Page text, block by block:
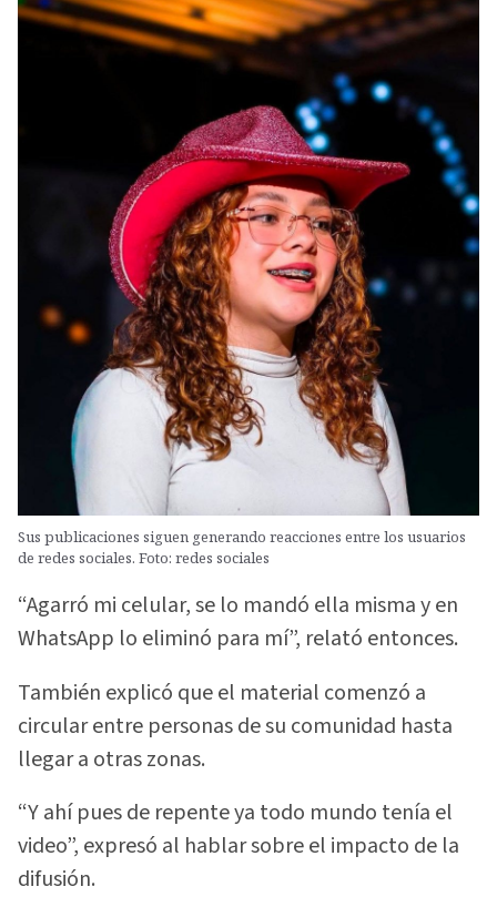
Sus publicaciones siguen generando reacciones entre los usuarios
de redes sociales. Foto: redes sociales
“Agarró mi celular, se lo mandó ella misma y en
WhatsApp lo eliminó para mí”, relató entonces.
También explicó que el material comenzó a
circular entre personas de su comunidad hasta
llegar a otras zonas.
“Y ahí pues de repente ya todo mundo tenía el
video”, expresó al hablar sobre el impacto de la
difusión.